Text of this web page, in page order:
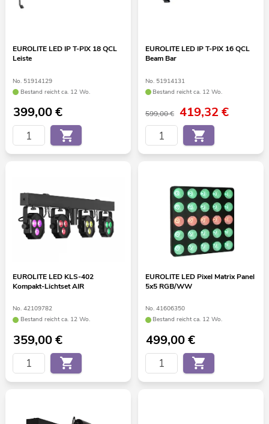
EUROLITE LED IP T-PIX 18 QCL
Leiste
No. 51914129
Bestand reicht ca. 12 Wo.
399,00€
EUROLITE LED IP T-PIX 16 QCL
Beam Bar
No. 51914131
Bestand reicht ca. 12 Wo.
599,00 € 419,32 €
EUROLITE LED KLS-402
Kompakt-Lichtset AIR
No. 42109782
Bestand reicht ca. 12 Wo.
359,00€
EUROLITE LED Pixel Matrix Panel
5x5 RGB/WW
No. 41606350
Bestand reicht ca. 12 Wo.
499,00€